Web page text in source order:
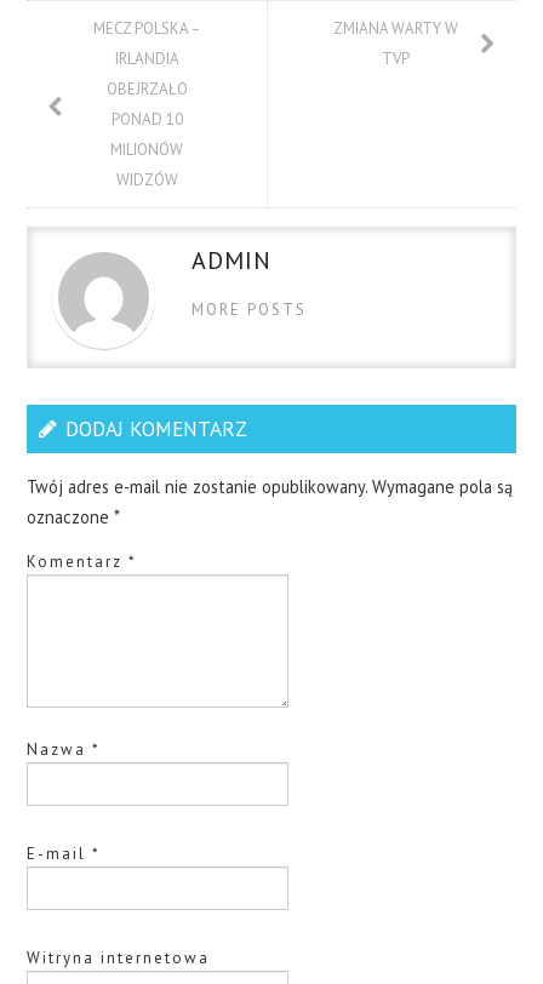
MECZ POLSKA –
IRLANDIA
OBEJRZAŁO
PONAD 10
MILIONÓW
WIDZÓW
ZMIANA WARTY W
TVP
ADMIN
MORE POSTS
DODAJ KOMENTARZ
Twój adres e-mail nie zostanie opublikowany. Wymagane pola są
oznaczone*
Komentarz*
Nazwa*
E-mail*
Witryna internetowa